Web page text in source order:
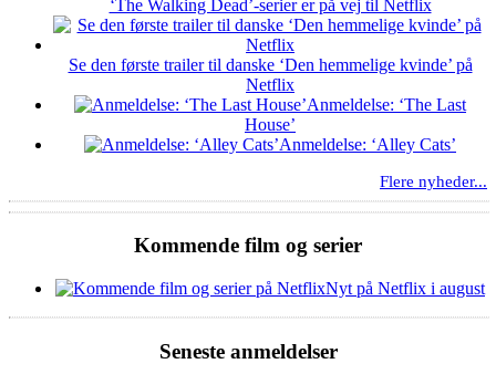
‘The Walking Dead’-serier er på vej til Netflix
Se den første trailer til danske ‘Den hemmelige kvinde’ på
Netflix
Anmeldelse: ‘The Last
House’
Anmeldelse: ‘Alley Cats’
Flere nyheder...
Kommende film og serier
Nyt på Netflix i august
Seneste anmeldelser